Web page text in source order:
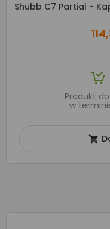
Shubb C7 Partial -
Produkt
w
